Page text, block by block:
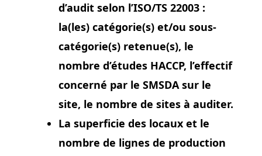
d’audit selon l’ISO/TS 22003 :
la(les) catégorie(s) et/ou sous-
catégorie(s) retenue(s), le
nombre d’études HACCP, l’effectif
concerné par le SMSDA sur le
site, le nombre de sites à auditer.
La superficie des locaux et le
nombre de lignes de production